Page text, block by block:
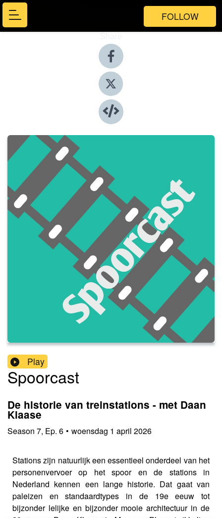
FOLLOW
Share
Play
Spoorcast
De historie van treinstations - met Daan
Klaase
Season 7, Ep. 6 • woensdag 1 april 2026
Stations zijn natuurlijk een essentieel onderdeel van het
personenvervoer op het spoor en de stations in
Nederland kennen een lange historie. Dat gaat van
paleizen en standaardtypes in de 19e eeuw tot
bijzonder lelijke en bijzonder mooie architectuur in de